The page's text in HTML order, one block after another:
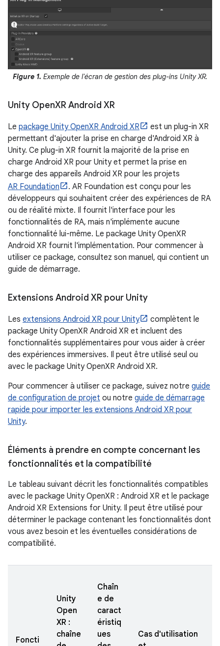
Figure 1. Exemple de l'écran de gestion des plug-ins Unity XR.
Unity OpenXR Android XR
Le package Unity OpenXR Android XR
est un plug-in XR
permettant d'ajouter la prise en charge d'Android XR à
Unity. Ce plug-in XR fournit la majorité de la prise en
charge Android XR pour Unity et permet la prise en
charge des appareils Android XR pour les projets
AR Foundation
. AR Foundation est conçu pour les
développeurs qui souhaitent créer des expériences de RA
ou de réalité mixte. Il fournit l'interface pour les
fonctionnalités de RA, mais n'implémente aucune
fonctionnalité lui-même. Le package Unity OpenXR
Android XR fournit l'implémentation. Pour commencer à
utiliser ce package, consultez son manuel, qui contient un
guide de démarrage.
Extensions Android XR pour Unity
Les extensions Android XR pour Unity
complètent le
package Unity OpenXR Android XR et incluent des
fonctionnalités supplémentaires pour vous aider à créer
des expériences immersives. Il peut être utilisé seul ou
avec le package Unity OpenXR Android XR.
Pour commencer à utiliser ce package, suivez notre guide
de configuration de projet ou notre guide de démarrage
rapide pour importer les extensions Android XR pour
Unity.
Éléments à prendre en compte concernant les
fonctionnalités et la compatibilité
Le tableau suivant décrit les fonctionnalités compatibles
avec le package Unity OpenXR : Android XR et le package
Android XR Extensions for Unity. Il peut être utilisé pour
déterminer le package contenant les fonctionnalités dont
vous avez besoin et les éventuelles considérations de
compatibilité.
Foncti
Unity
Open
XR :
chaîne
Chaîn
e de
caract
éristiq
ues
Cas d'utilisation